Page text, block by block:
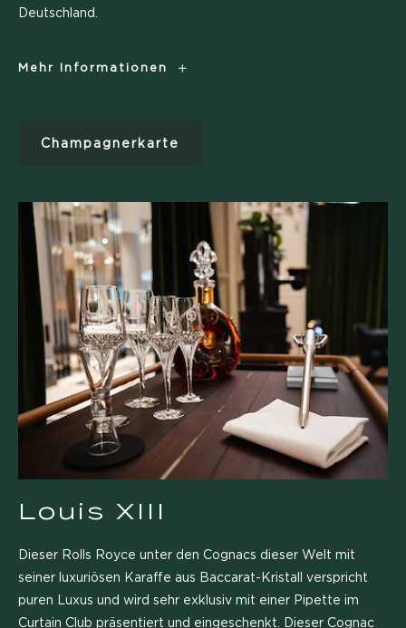
Deutschland.
Mehr Informationen
It's
Champagnerkarte
Champagnerkarte
Louis XIII
Dieser Rolls Royce unter den Cognacs dieser Welt mit
seiner luxuriösen Karaffe aus Baccarat-Kristall verspricht
puren Luxus und wird sehr exklusiv mit einer Pipette im
Curtain Club präsentiert und eingeschenkt. Dieser Cognac